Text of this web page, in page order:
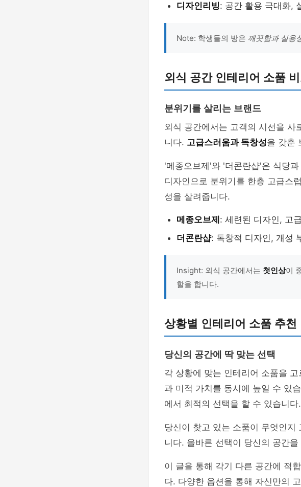
디자인리빙: 공간 활용 극대화,
Note: 학생들의 방은 깨끗함과 실용
외식 공간 인테리어 소품
분위기를 살리는 브랜드
외식 공간에서는 고객의 시선을
니다. 고급스러움과 독창성을 갖춘
'메종오브제'와 '더콘란샵'은 식당
디자인으로 분위기를 한층 고급스
성을 살려줍니다.
메종오브제 : 세련된 디자인, 고
더콘란샵: 독창적 디자인, 개성
Insight: 외식 공간에서는 첫인상이
할을 합니다.
상황별 인테리어 소품 추천
당신의 공간에 딱 맞는 선택
각 상황에 맞는 인테리어 소품을
과 미적 가치를 동시에 높일 수 있
에서 최적의 선택을 할 수 있습니다.
당신이 찾고 있는 소품이 무엇인지
니다. 올바른 선택이 당신의 공간
이 글을 통해 각기 다른 공간에 적
다. 다양한 옵션을 통해 자신만의